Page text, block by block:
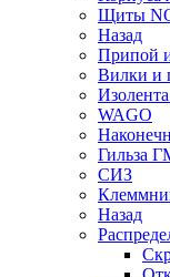
Щиты
Назад
Припой
Вилки и
WAGO
Гильза
СИЗ
Назад